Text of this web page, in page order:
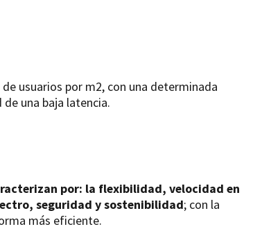
usuarios por m2, con una determinada
una baja latencia.
por: la flexibilidad, velocidad en
seguridad y sostenibilidad; con la
más eficiente.